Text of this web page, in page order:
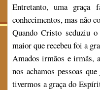
Entretanto, uma graça
conhecimentos, mas não
Quando Cristo seduziu
maior que recebeu foi a
Amados irmãos e irmãs,
nos achamos pessoas
tivermos a graça do